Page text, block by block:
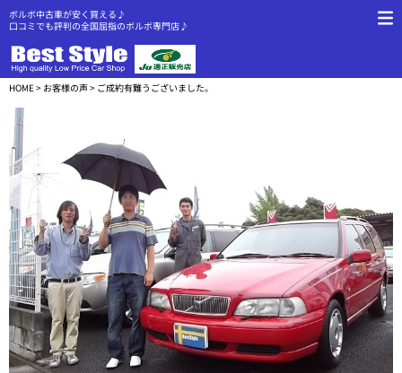
ボルボ中古車が安く買える♪
口コミでも評判の全国屈指のボルボ専門店♪
HOME> お客様の声> ご成約有難うございました。